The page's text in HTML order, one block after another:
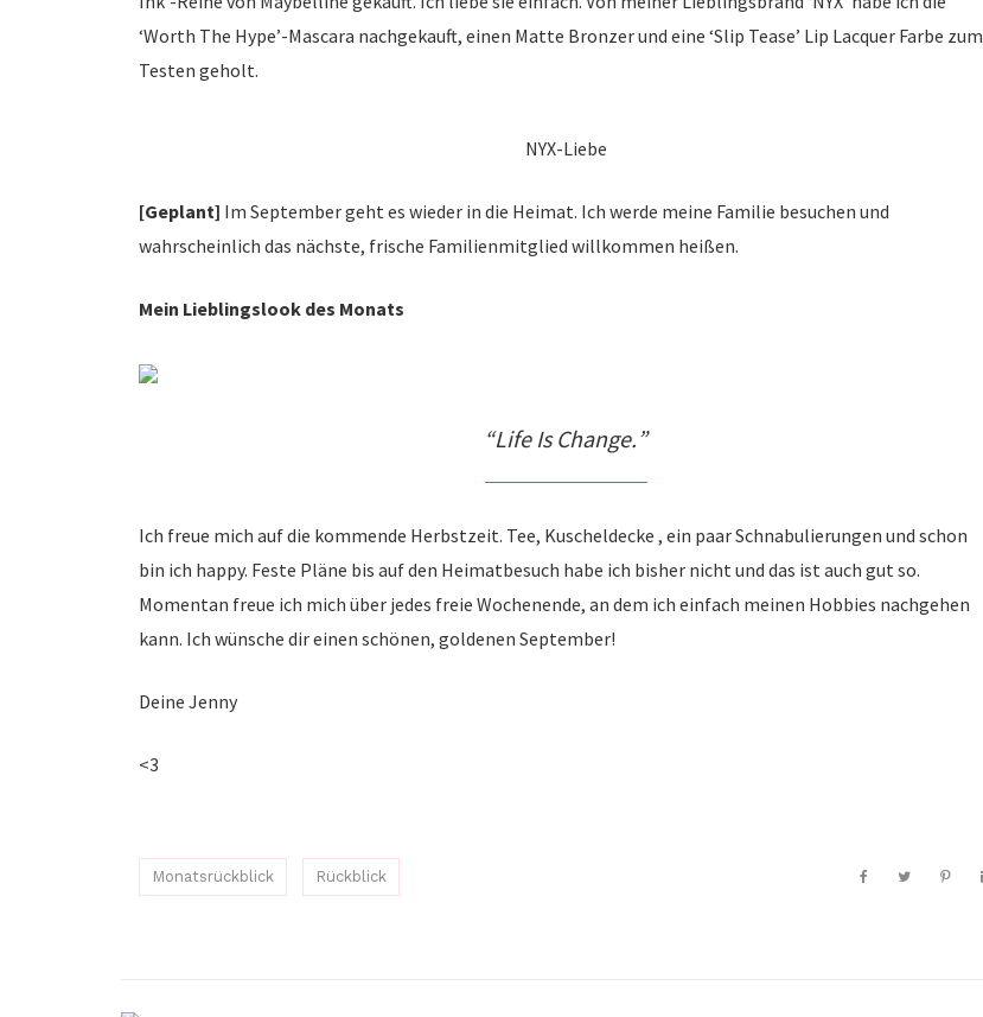
‘Worth The Hype’-Mascara nachgekauft, einen Matte Bronzer und eine ‘Slip Tease’ Lip Lacquer Farbe zum
Testen geholt.
NYX-Liebe
[Geplant] Im September geht es wieder in die Heimat. Ich werde meine Familie besuchen und
wahrscheinlich das nächste, frische Familienmitglied willkommen heißen.
Mein Lieblingslook des Monats
Life Is Change.
Ich freue mich auf die kommende Herbstzeit. Tee, Kuscheldecke , ein paar Schnabulierungen und schon
bin ich happy. Feste Pläne bis auf den Heimatbesuch habe ich bisher nicht und das ist auch gut so.
Momentan freue ich mich über jedes freie Wochenende, an dem ich einfach meinen Hobbies nachgehen
kann. Ich wünsche dir einen schönen, goldenen September!
Deine Jenny
<3
Monatsrückblick Rückblick